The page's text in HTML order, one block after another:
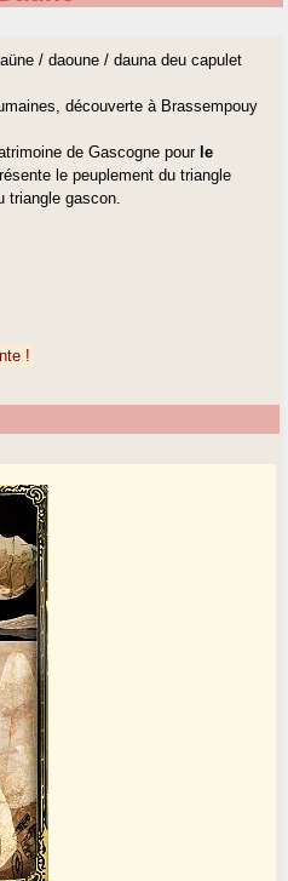
/ daoune / dauna deu capulet
découverte à Brassempouy
de Gascogne pour le
le peuplement du triangle
triangle gascon.
!